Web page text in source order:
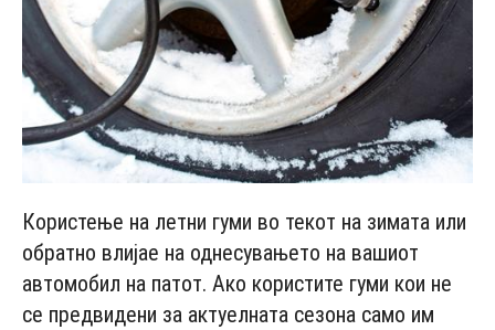
Користење на летни гуми во текот на зимата или
обратно влијае на однесувањето на вашиот
автомобил на патот. Ако користите гуми кои не
се предвидени за актуелната сезона само им